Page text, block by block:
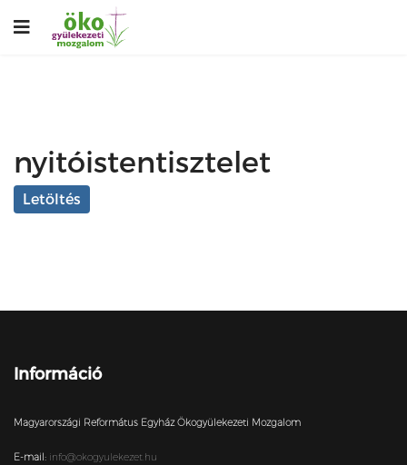
nyitóistentisztelet
Letöltés
Információ
Magyarországi Református Egyház Ökogyülekezeti Mozgalom
E-mail: info@okogyulekezet.hu